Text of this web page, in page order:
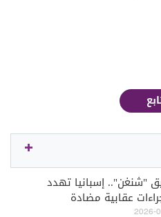
"شنغن".. إسبانيا تهدد
عقابية مضادة